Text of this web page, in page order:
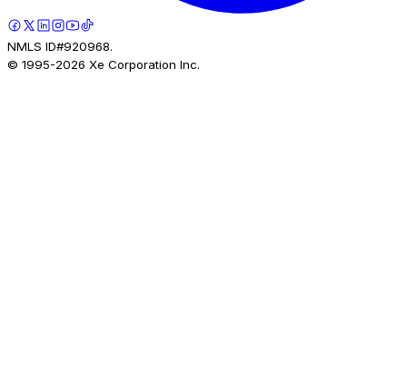
NMLS ID#920968.
© 1995-2026 Xe Corporation Inc.